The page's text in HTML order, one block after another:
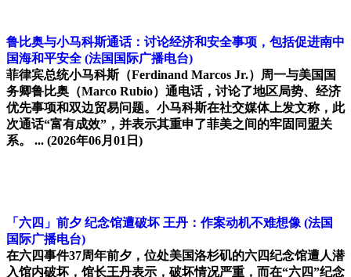
鲁比奥与小马科斯通话：讨论经济和安全事项，包括促进南中
国海和平安全 (法国国际广播电台)
菲律宾总统小马科斯（Ferdinand Marcos Jr.）周一与美国国
务卿鲁比奥（Marco Rubio）通电话，讨论了地区局势、经济
优先事项和双边贸易问题。小马科斯在社交媒体上发文称，此
次通话“富有成效”，并表示其重申了菲美之间的牢固同盟关
系。 ... (2026年06月01日)
「六四」前夕 纪念馆遭破坏 王丹：作案动机不难想像 (法国
国际广播电台)
在六四事件37周年前夕，位处美国洛杉矶的六四纪念馆遭人潜
入馆内破坏，馆长王丹表示，破坏情况严重，而在“六四”纪念